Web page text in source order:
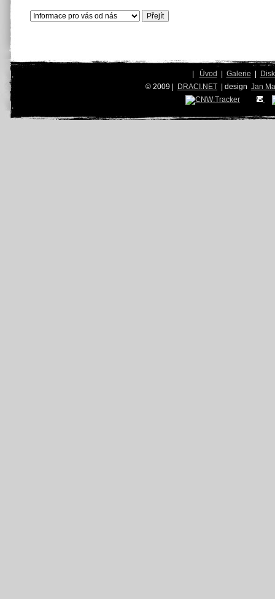
| Úvod | Galerie |
© 2009 | DRACI.NET | design Jan